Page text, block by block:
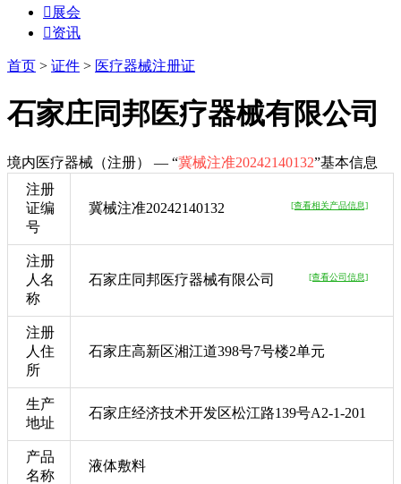
 展会
资讯
首页 > 证件 > 医疗器械注册证
石家庄同邦医疗器械有限公司
境内医疗器械（注册） — “冀械注准20242140132”基本信息
注册
证编
号
冀械注准20242140132 [查看相关产品信息]
注册
人名
称
石家庄同邦医疗器械有限公司 [查看公司信息]
注册
人住
所
石家庄高新区湘江道398号7号楼2单元
生产
地址
石家庄经济技术开发区松江路139号A2-1-201
产品
名称
液体敷料